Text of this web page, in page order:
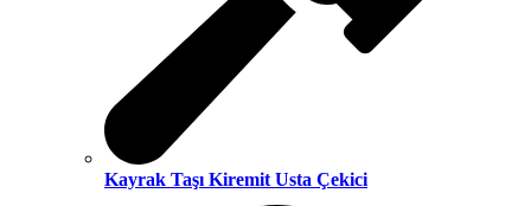
Kayrak Taşı Kiremit Usta Çekici